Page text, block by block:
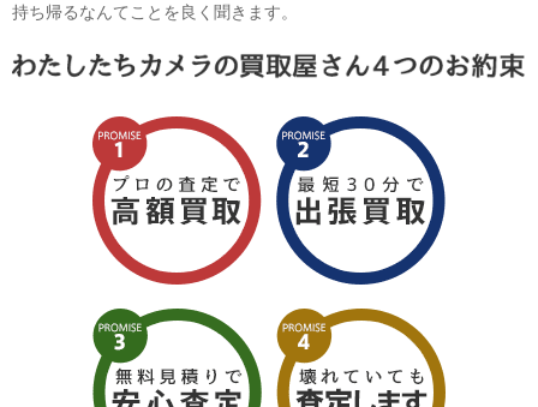
持ち帰るなんてことを良く聞きます。